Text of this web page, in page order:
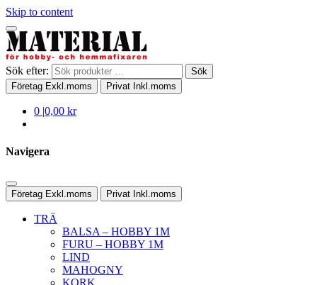
Skip to content
Sök efter:
Sök
Företag Exkl.moms Privat Inkl.moms
0 |0,00 kr
Navigera
Företag Exkl.moms Privat Inkl.moms
TRÄ
BALSA – HOBBY 1M
FURU – HOBBY 1M
LIND
MAHOGNY
KORK